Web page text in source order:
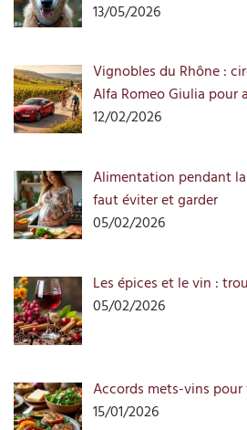
13/05/2026
Vignobles du Rhône :
Alfa Romeo Giulia pour
12/02/2026
Alimentation pendant la
faut éviter et garder
05/02/2026
Les épices et le vin :
05/02/2026
Accords mets-vins
15/01/2026